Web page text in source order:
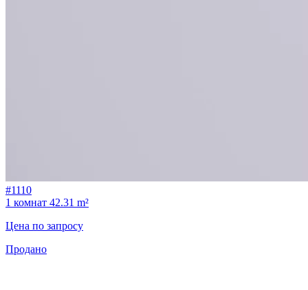
#1110
1 комнат 42.31 m²
Цена по запросу
Продано